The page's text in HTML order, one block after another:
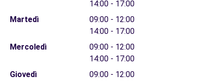
14:00 - 17:00
Martedì
09:00 - 12:00
14:00 - 17:00
Mercoledì
09:00 - 12:00
14:00 - 17:00
Giovedì
09:00 - 12:00